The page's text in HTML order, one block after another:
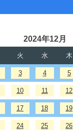
2024年12月
火 水 木
3 4 5
10 11 12
17 18 19
24 25 26